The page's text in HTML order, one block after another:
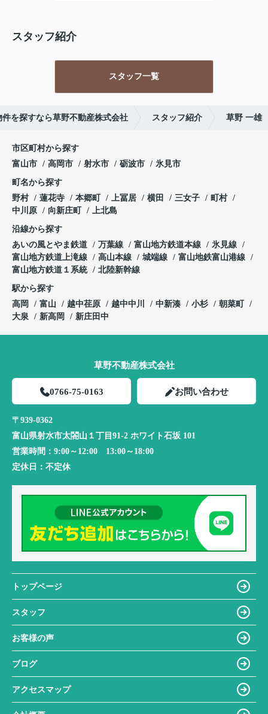
スタッフ紹介
スタッフ一覧
を探すなら草野不動産株式会社 スタッフ紹介 草野 一雄
市区町村から探す
富山市
高岡市 射水市 砺波市 氷見市
町名から探す
野村
蓮花寺 本郷町 上冨居 横田 三女子
町村
中川原
向新庄町 上北島
沿線から探す
あいの風とやま鉄道
万葉線 富山地方鉄道本線
氷見線
富山地方鉄道上滝線
高山本線 城端線
富山地鉄富山港線
富山地方鉄道１系統
北陸新幹線
駅から探す
高岡
富山 越中荏原 越中中川 中新湊 小杉
朝菜町
大泉
新高岡 新庄田中
草野不動産株式会社
0766-75-0163 お問い合わせ
〒939-0362
富山県射水市太閤山１丁目91-2 ホワイト石坂 101
営業時間： 9:00～12:00 13:00～18:00
定休日： 不定休
トップページ
スタッフ
お客様の声
ブログ
アクセスマップ